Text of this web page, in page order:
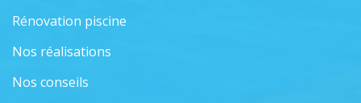
Rénovation piscine
Nos réalisations
Nos conseils